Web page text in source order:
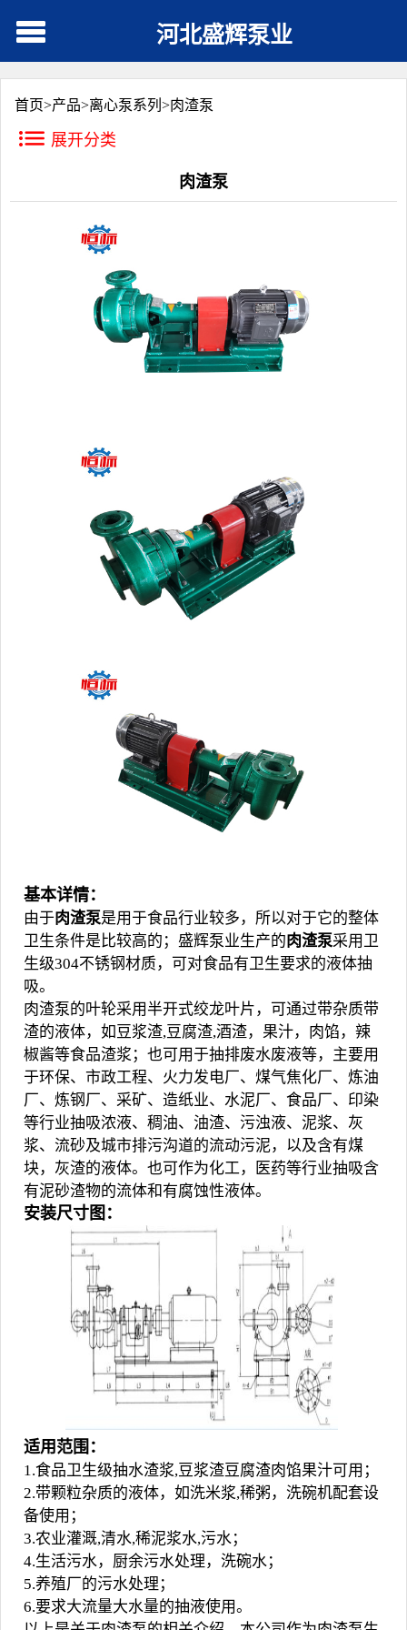
河北盛辉泵业
首页>产品>离心泵系列 >肉渣泵
展开分类
肉渣泵
基本详情：
由于肉渣泵是用于食品行业较多，所以对于它的整体
卫生条件是比较高的；盛辉泵业生产的肉渣泵采用卫
生级304不锈钢材质，可对食品有卫生要求的液体抽
吸。
肉渣泵的叶轮采用半开式绞龙叶片，可通过带杂质带
渣的液体，如豆浆渣,豆腐渣,酒渣，果汁，肉馅，辣
椒酱等食品渣浆；也可用于抽排废水废液等，主要用
于环保、市政工程、火力发电厂、煤气焦化厂、炼油
厂、炼钢厂、采矿、造纸业、水泥厂、食品厂、印染
等行业抽吸浓液、稠油、油渣、污浊液、泥浆、灰
浆、流砂及城市排污沟道的流动污泥，以及含有煤
块，灰渣的液体。也可作为化工，医药等行业抽吸含
有泥砂渣物的流体和有腐蚀性液体。
安装尺寸图：
适用范围：
1.食品卫生级抽水渣浆,豆浆渣豆腐渣肉馅果汁可用；
2.带颗粒杂质的液体，如洗米浆,稀粥，洗碗机配套设
备使用；
3.农业灌溉,清水,稀泥浆水,污水；
4.生活污水，厨余污水处理，洗碗水；
5.养殖厂的污水处理；
6.要求大流量大水量的抽液使用。